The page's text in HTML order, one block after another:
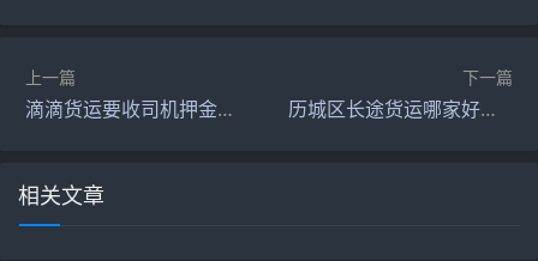
上一篇
滴滴货运要收司机押金不（滴滴货运要押金吗?）
下一篇
历城区长途货运哪家好点（历城区货车禁行图）
相关文章